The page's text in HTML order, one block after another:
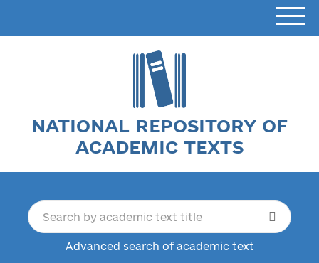
NATIONAL REPOSITORY OF
ACADEMIC TEXTS
Advanced search of academic text